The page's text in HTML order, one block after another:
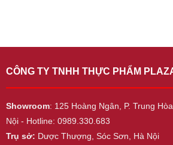
CÔNG TY TNHH THỰC PHẨM
Showroom: 125 Hoàng Ngân, P. Trung
Nội - Hotline: 0989.330.683
Trụ sở: Dược Thượng, Sóc Sơn, Hà Nội